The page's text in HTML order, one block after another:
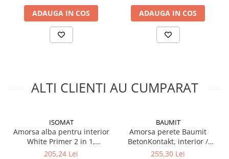
ADAUGA IN COS ADAUGA IN COS
ALTI CLIENTI AU CUMPARAT
ISOMAT
Amorsa alba pentru interior
White Primer 2 in 1,
interior, alb, 15L - Isomat
205,24 Lei
BAUMIT
Amorsa perete Baumit
BetonKontakt, interior /
exterior, 20 kg
255,30 Lei